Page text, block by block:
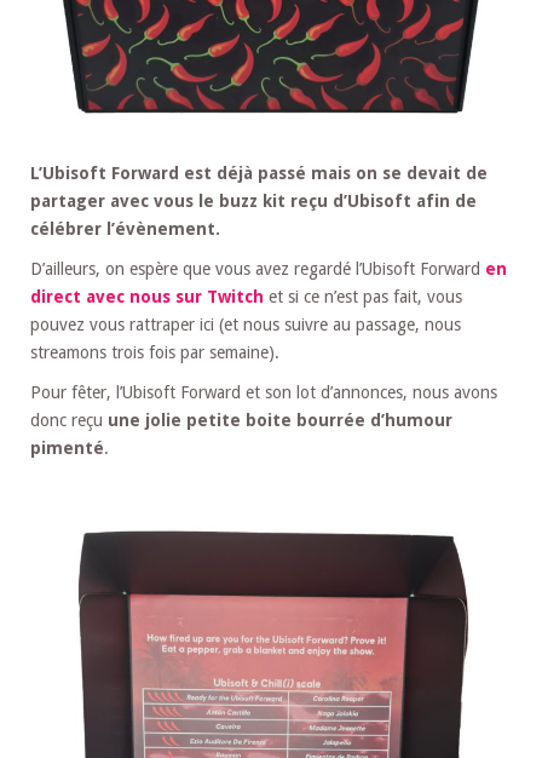
L’Ubisoft Forward est déjà passé mais on se devait de
partager avec vous le buzz kit reçu d’Ubisoft afin de
célébrer l’évènement.
D’ailleurs, on espère que vous avez regardé l’Ubisoft Forward en
direct avec nous sur Twitch et si ce n’est pas fait, vous
pouvez vous rattraper ici (et nous suivre au passage, nous
streamons trois fois par semaine).
Pour fêter, l’Ubisoft Forward et son lot d’annonces, nous avons
donc reçu une jolie petite boite bourrée d’humour
pimenté.